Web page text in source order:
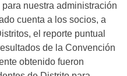
nuestra administración
cuenta a los socios, a
el reporte puntual
de la Convención
obtenido fueron